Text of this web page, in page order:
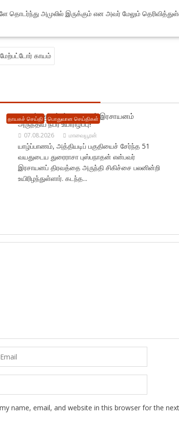
அமுலில் இருக்கும் என அவர் மேலும்
மேற்பட்டோர் காயம்
தாயகச் செய்தி பொதுவான செய்திகள்
யாழில் : குடும்பப் தகராறால் இரசாயனம்
அருந்திய நபர் உயிரிழப்பு!
07.08.2026 மாவையூரன்
யாழ்ப்பாணம், அத்தியடிப் பகுதியைச் சேர்ந்த 51
வயதுடைய துரைராசா புஸ்பநாதன் என்பவர்
இரசாயனப் திரவத்தை அருந்தி சிகிச்சை பலனின்றி
உயிரிழந்துள்ளார். கடந்த...
name, email, and website in this browser for the